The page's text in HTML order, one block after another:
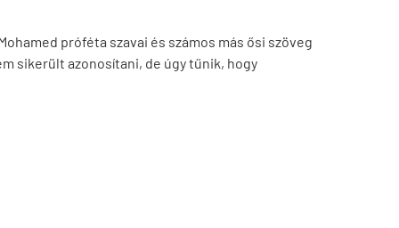
próféta szavai és számos más ősi szöveg
sikerült azonosítani, de úgy tűnik, hogy